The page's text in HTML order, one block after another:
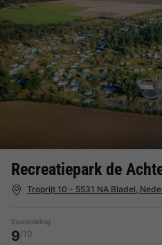
Recreatiepark de
Troprijt 10 - 5531 NA Bladel,
Beoordeling
9/10